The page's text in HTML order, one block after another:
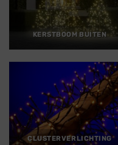
KERSTBOOM BUITEN
CLUSTERVERLICHTING